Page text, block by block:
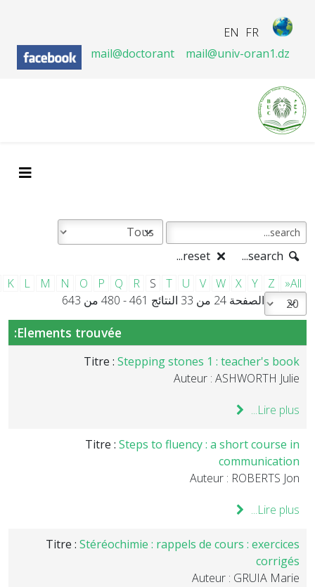
FR
EN
mail@doctorant
mail@univ-oran1.dz
K
L M N O P Q R S T U V W X Y Z
»All
الصفحة 24 من 33 النتائج 461 - 480 من 643
Elements trouvée:
Titre : Stepping stones 1 : teacher's book
Auteur : ASHWORTH Julie
Lire plus...
Titre : Steps to fluency : a short course in
communication
Auteur : ROBERTS Jon
Lire plus...
Titre : Stéréochimie : rappels de cours : exercices
corrigés
Auteur : GRUIA Marie